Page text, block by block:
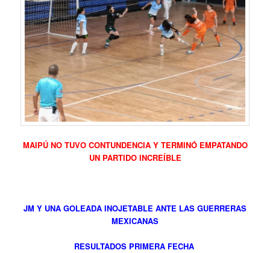
MAIPÚ NO TUVO CONTUNDENCIA Y TERMINÓ EMPATANDO
UN PARTIDO INCREÍBLE
JM Y UNA GOLEADA INOJETABLE ANTE LAS GUERRERAS
MEXICANAS
RESULTADOS PRIMERA FECHA